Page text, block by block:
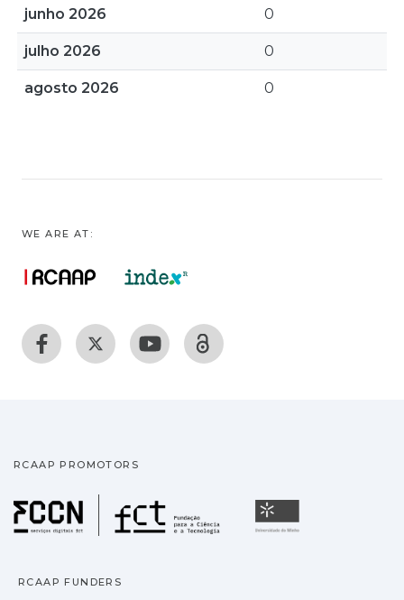
junho 2026 0
julho 2026 0
agosto 2026 0
WE ARE AT:
RCAAP PROMOTORS
Fundação para a
RCAAP FUNDERS